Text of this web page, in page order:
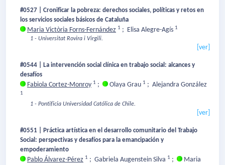
#0527 | Cronificar la pobreza: derechos sociales, políticas y retos en
los servicios sociales básicos de Cataluña
Maria Victòria Forns-Fernández 1 ; Elisa Alegre-Agís 1
1 - Universitat Rovira i Virgili.
[ver]
#0544 | La intervención social clínica en trabajo social: alcances y
desafíos
Fabiola Cortez-Monroy 1 ; Olaya Grau 1 ; Alejandra González
1
1 - Pontificia Universidad Católica de Chile.
[ver]
#0551 | Práctica artística en el desarrollo comunitario del Trabajo
Social: perspectivas y desafíos para la emancipación y
empoderamiento
Pablo Álvarez-Pérez 1 ; Gabriela Augenstein Silva 1 ;
Maria